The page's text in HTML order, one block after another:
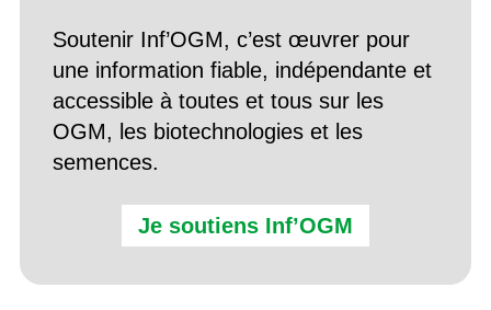
Soutenir Inf’OGM, c’est œuvrer pour
une information fiable, indépendante et
accessible à toutes et tous sur les
OGM, les biotechnologies et les
semences.
Je soutiens Inf’OGM